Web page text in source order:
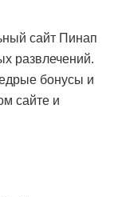
сайт Пинап
развлечений.
бонусы и
сайте и